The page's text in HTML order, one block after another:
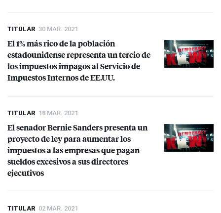
TITULAR 30 MAR. 2021
El 1% más rico de la población
estadounidense representa un tercio de
los impuestos impagos al Servicio de
Impuestos Internos de EE.UU.
TITULAR 18 MAR. 2021
El senador Bernie Sanders presenta un
proyecto de ley para aumentar los
impuestos a las empresas que pagan
sueldos excesivos a sus directores
ejecutivos
TITULAR 02 MAR. 2021